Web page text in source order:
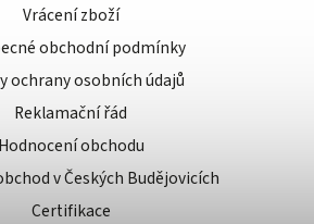
Vrácení zboží
obchodní podmínky
ochrany osobních údajů
Reklamační řád
Hodnocení obchodu
v Českých Budějovicích
Certifikace